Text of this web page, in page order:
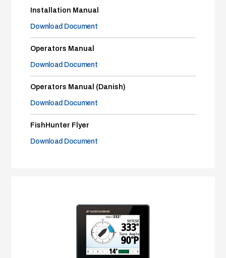
Installation Manual
Download Document
Operators Manual
Download Document
Operators Manual (Danish)
Download Document
FishHunter Flyer
Download Document